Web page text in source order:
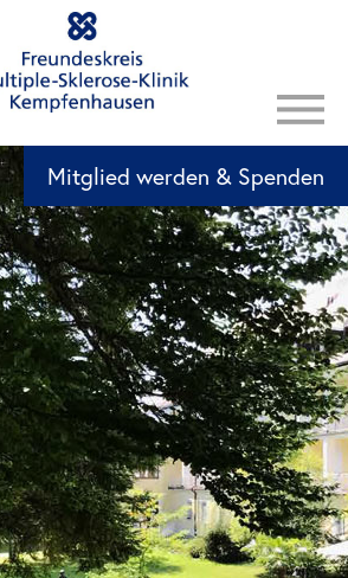
Mitglied werden & Spenden